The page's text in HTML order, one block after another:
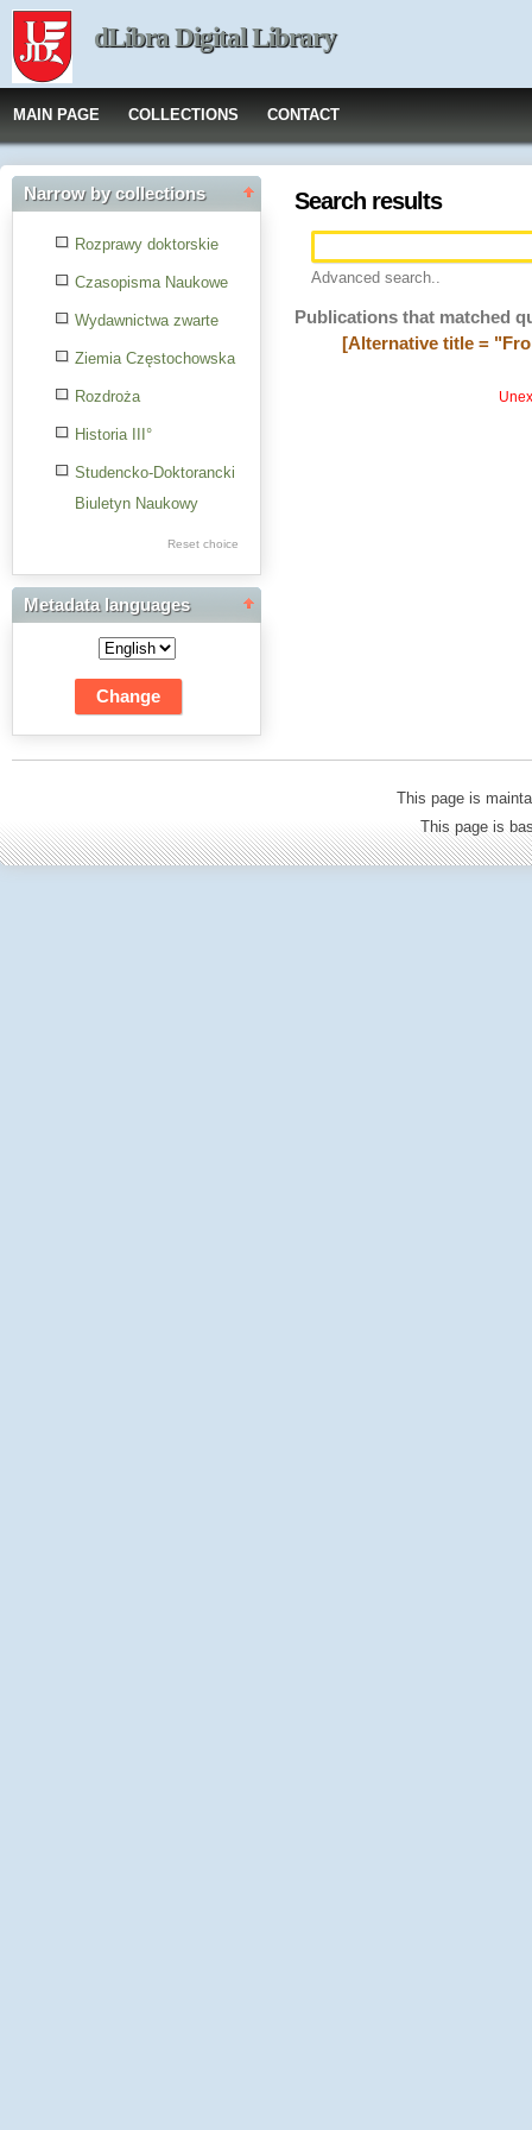
dLibra Digital Library
MAIN PAGE COLLECTIONS CONTACT
Narrow by collections
Rozprawy doktorskie
Czasopisma Naukowe
Wydawnictwa zwarte
Ziemia Częstochowska
Rozdroża
Historia III°
Studencko-Doktorancki
Biuletyn Naukowy
Res Academicae
Science Project Scripts
Biuletyn Informacyjny
WSP w Częstochowie
Reset choice
Metadata languages
Search results
Advanced search..
Publications that matched
[Alternative title =
This page is
This page is